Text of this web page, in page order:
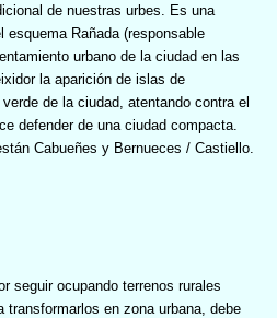
de nuestras urbes. Es una
esquema Rañada (responsable
urbano de la ciudad en las
la aparición de islas de
de la ciudad, atentando contra el
defender de una ciudad compacta.
Cabueñes y Bernueces / Castiello.
seguir ocupando terrenos rurales
transformarlos en zona urbana, debe